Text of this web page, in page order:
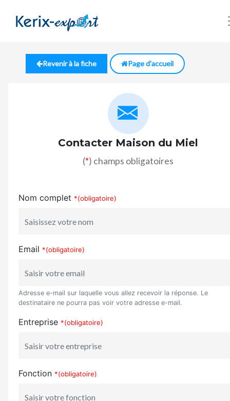
Revenir à la fiche Page d'accueil
Contacter Maison du Miel
(*) champs obligatoires
Nom complet *(obligatoire)
Email *(obligatoire)
Adresse e-mail sur laquelle vous allez recevoir la réponse. Le
destinataire ne pourra pas voir votre adresse e-mail.
Entreprise *(obligatoire)
Fonction *(obligatoire)